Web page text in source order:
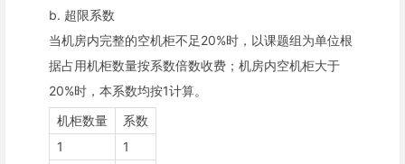
b. 超限系数
当机房内完整的空机柜不足20%时，以课题组为单位根
据占用机柜数量按系数倍数收费；机房内空机柜大于
20%时，本系数均按1计算。
机柜数量
系数
1
1